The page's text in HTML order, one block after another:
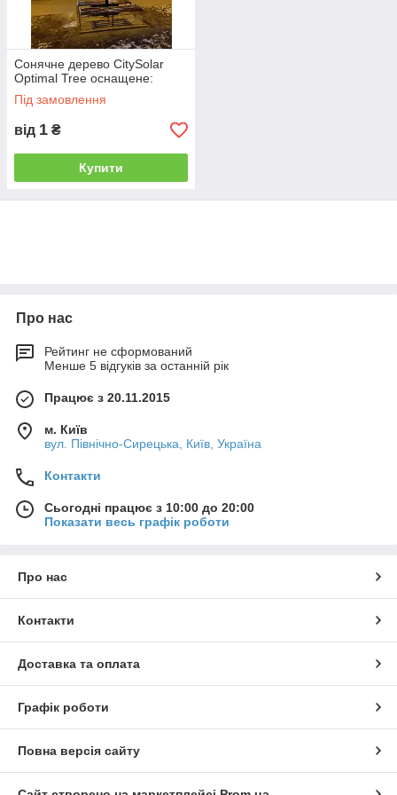
Сонячне дерево CitySolar
Optimal Tree оснащене:
Під замовлення
від 1 ₴
Купити
Про нас
Рейтинг не сформований
Менше 5 відгуків за останній рік
Працює з 20.11.2015
м. Київ
вул. Північно-Сирецька, Київ, Україна
Контакти
Сьогодні працює з 10:00 до 20:00
Показати весь графік роботи
Про нас
Контакти
Доставка та оплата
Графік роботи
Повна версія сайту